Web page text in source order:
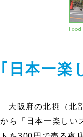
｢日本一楽
大阪府の北摂（北
から「日本一楽しい